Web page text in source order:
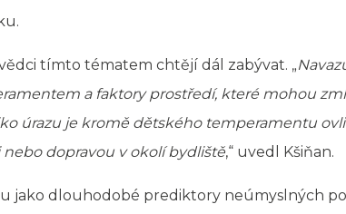
tímto tématem chtějí dál zabývat. „
a faktory prostředí, které mohou
úrazu je kromě dětského temperamentu
dopravou v okolí bydliště,“ uvedl Kšiňan.
jako dlouhodobé prediktory neúmyslných